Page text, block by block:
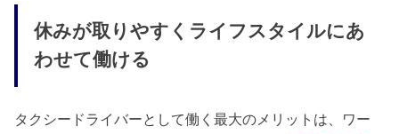
休みが取りやすくライフスタイルにあ
わせて働ける
タクシードライバーとして働く最大のメリットは、ワー